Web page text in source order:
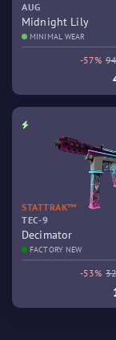
AUG
Midnight Lily
MINIMAL WEAR
-57%
STATTRAK™
TEC-9
Decimator
FACTORY NEW
-53%